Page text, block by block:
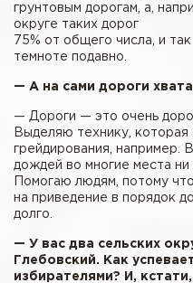
грунтовым дорогам, а,
округе таких дорог
75% от общего числа, и
темноте подавно.
— А на сами дороги
— Дороги — это очень
Выделяю технику, которая
грейдирования, например.
дождей во многие места ни
Помогаю людям, потому
на приведение в порядок
долго.
— У вас два сельских
Глебовский. Как
избирателями? И,